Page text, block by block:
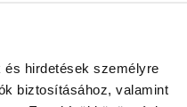
és hirdetések személyre
biztosításához, valamint